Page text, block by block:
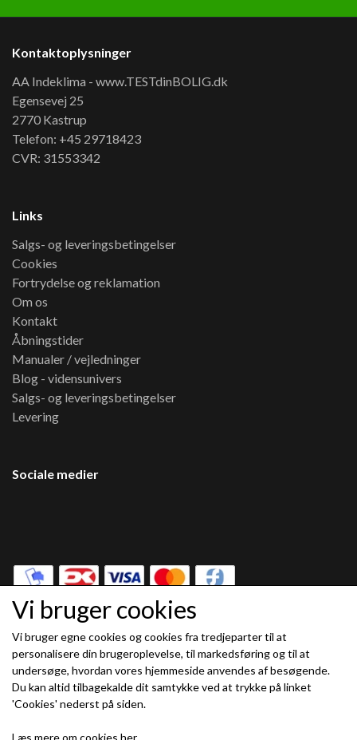
Kontaktoplysninger
AA Indeklima - www.TESTdinBOLIG.dk
Egensevej 25
2770 Kastrup
Telefon: +45 29718423
CVR: 31553342
Links
Salgs- og leveringsbetingelser
Cookies
Fortrydelse og reklamation
Om os
Kontakt
Åbningstider
Manualer / vejledninger
Blog - vidensunivers
Salgs- og leveringsbetingelser
Levering
Sociale medier
Modtag vores nyhedsbrev via e-mail
Tilmeld
(mere information)
Vi bruger cookies
Vi bruger egne cookies og cookies fra tredjeparter til at
personalisere din brugeroplevelse, til markedsføring og til at
undersøge, hvordan vores hjemmeside anvendes af besøgende.
Du kan altid tilbagekalde dit samtykke ved at trykke på linket
'Cookies' nederst på siden.
Læs mere om cookies her